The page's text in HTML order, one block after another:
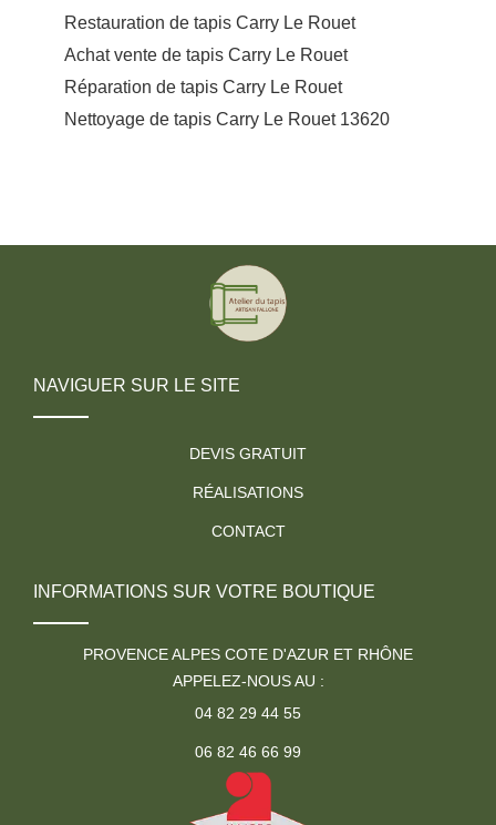
Restauration de tapis Carry Le Rouet
Achat vente de tapis Carry Le Rouet
Réparation de tapis Carry Le Rouet
Nettoyage de tapis Carry Le Rouet 13620
NAVIGUER SUR LE SITE
DEVIS GRATUIT
RÉALISATIONS
CONTACT
INFORMATIONS SUR VOTRE BOUTIQUE
PROVENCE ALPES COTE D'AZUR ET RHÔNE
APPELEZ-NOUS AU :
04 82 29 44 55
06 82 46 66 99